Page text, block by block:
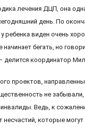
лечения ДЦП, она
день. По
ребенка виден очень
бегать, но
делится координатор
проектов,
не
Ведь, к
несчастий, которые